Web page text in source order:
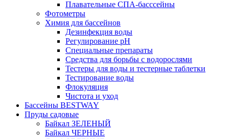
Плавательные СПА-басссейны
Фотометры
Химия для бассейнов
Дезинфекция воды
Регулирование pH
Специальные препараты
Средства для борьбы с водорослями
Тестеры для воды и тестерные таблетки
Тестирование воды
Флокуляция
Чистота и уход
Бассейны BESTWAY
Пруды садовые
Байкал ЗЕЛЕНЫЙ
Байкал ЧЕРНЫЕ